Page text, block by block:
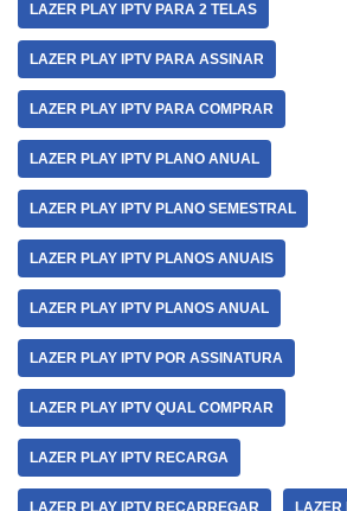
LAZER PLAY IPTV PARA 2 TELAS
LAZER PLAY IPTV PARA ASSINAR
LAZER PLAY IPTV PARA COMPRAR
LAZER PLAY IPTV PLANO ANUAL
LAZER PLAY IPTV PLANO SEMESTRAL
LAZER PLAY IPTV PLANOS ANUAIS
LAZER PLAY IPTV PLANOS ANUAL
LAZER PLAY IPTV POR ASSINATURA
LAZER PLAY IPTV QUAL COMPRAR
LAZER PLAY IPTV RECARGA
LAZER PLAY IPTV RECARREGAR LAZER